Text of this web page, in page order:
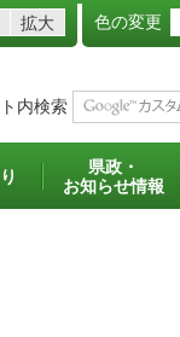
拡大 色の変更
内検索
県政・
お知らせ情報